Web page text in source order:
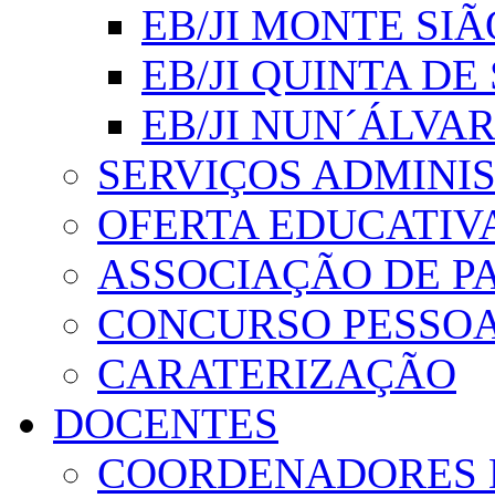
EB/JI MONTE
EB/JI QUINTA DE
EB/JI
SERVIÇOS
OFERTA
ASSOCIAÇÃO DE
CONCURSO
CARATERIZAÇÃO
DOCENTES